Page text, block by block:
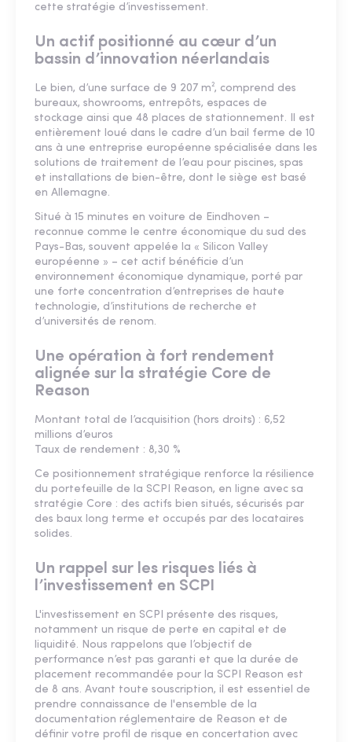
cette stratégie d’investissement.
Un actif positionné au cœur d’un
bassin d’innovation néerlandais
Le bien, d’une surface de 9 207 m², comprend des
bureaux, showrooms, entrepôts, espaces de
stockage ainsi que 48 places de stationnement. Il est
entièrement loué dans le cadre d’un bail ferme de 10
ans à une entreprise européenne spécialisée dans les
solutions de traitement de l’eau pour piscines, spas
et installations de bien-être, dont le siège est basé
en Allemagne.
Situé à 15 minutes en voiture de Eindhoven –
reconnue comme le centre économique du sud des
Pays-Bas, souvent appelée la « Silicon Valley
européenne » – cet actif bénéficie d’un
environnement économique dynamique, porté par
une forte concentration d’entreprises de haute
technologie, d’institutions de recherche et
d’universités de renom.
Une opération à fort rendement
alignée sur la stratégie Core de
Reason
Montant total de l’acquisition (hors droits) : 6,52
millions d’euros
Taux de rendement : 8,30 %
Ce positionnement stratégique renforce la résilience
du portefeuille de la SCPI Reason, en ligne avec sa
stratégie Core : des actifs bien situés, sécurisés par
des baux long terme et occupés par des locataires
solides.
Un rappel sur les risques liés à
l’investissement en SCPI
L'investissement en SCPI présente des risques,
notamment un risque de perte en capital et de
liquidité. Nous rappelons que l’objectif de
performance n’est pas garanti et que la durée de
placement recommandée pour la SCPI Reason est
de 8 ans. Avant toute souscription, il est essentiel de
prendre connaissance de l'ensemble de la
documentation réglementaire de Reason et de
définir votre profil de risque en concertation avec